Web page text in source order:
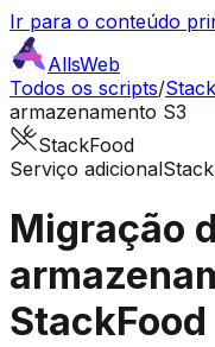
Ir para o conteúdo
AllsWeb
Todos os scripts/
armazenamento S3
StackFood
Serviço adicional
Migração
StackFood